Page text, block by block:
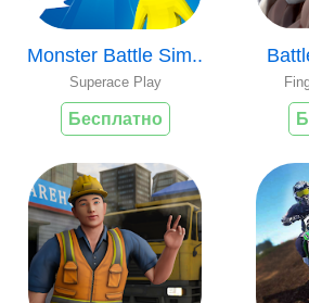
Monster Battle Sim..
Superace Play
Бесплатно